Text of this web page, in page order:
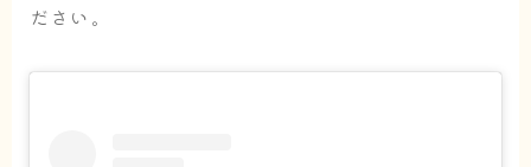
ださい。